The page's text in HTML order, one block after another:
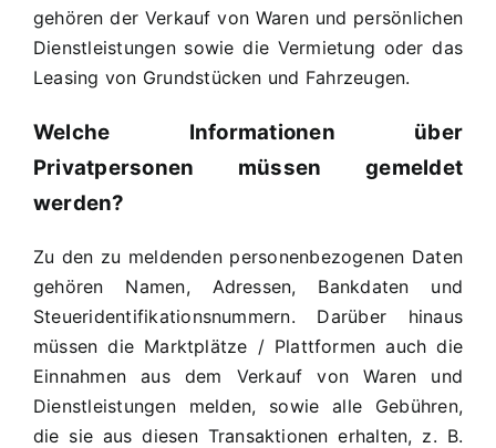
gehören der Verkauf von Waren und persönlichen
Dienstleistungen sowie die Vermietung oder das
Leasing von Grundstücken und Fahrzeugen.
Welche Informationen über
Privatpersonen müssen gemeldet
werden?
Zu den zu meldenden personenbezogenen Daten
gehören Namen, Adressen, Bankdaten und
Steueridentifikationsnummern. Darüber hinaus
müssen die Marktplätze / Plattformen auch die
Einnahmen aus dem Verkauf von Waren und
Dienstleistungen melden, sowie alle Gebühren,
die sie aus diesen Transaktionen erhalten, z. B.